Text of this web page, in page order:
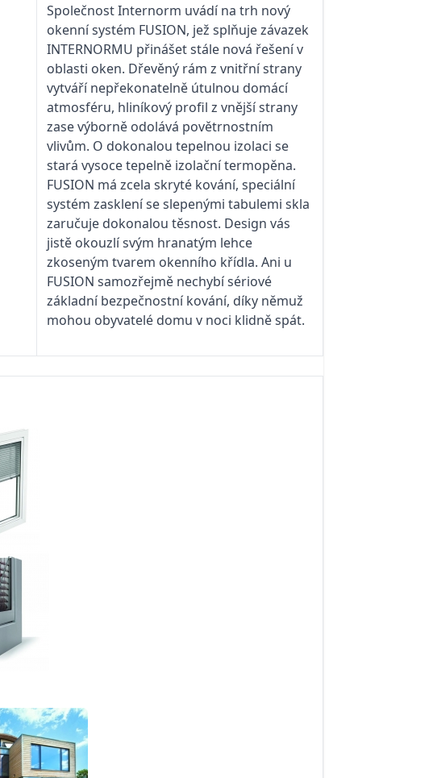
Společnost Internorm uvádí na trh nový
okenní systém FUSION, jež splňuje závazek
INTERNORMU přinášet stále nová řešení v
oblasti oken. Dřevěný rám z vnitřní strany
vytváří nepřekonatelně útulnou domácí
atmosféru, hliníkový profil z vnější strany
zase výborně odolává povětrnostním
vlivům. O dokonalou tepelnou izolaci se
stará vysoce tepelně izolační termopěna.
FUSION má zcela skryté kování, speciální
systém zasklení se slepenými tabulemi skla
zaručuje dokonalou těsnost. Design vás
jistě okouzlí svým hranatým lehce
zkoseným tvarem okenního křídla. Ani u
FUSION samozřejmě nechybí sériové
základní bezpečnostní kování, díky němuž
mohou obyvatelé domu v noci klidně spát.